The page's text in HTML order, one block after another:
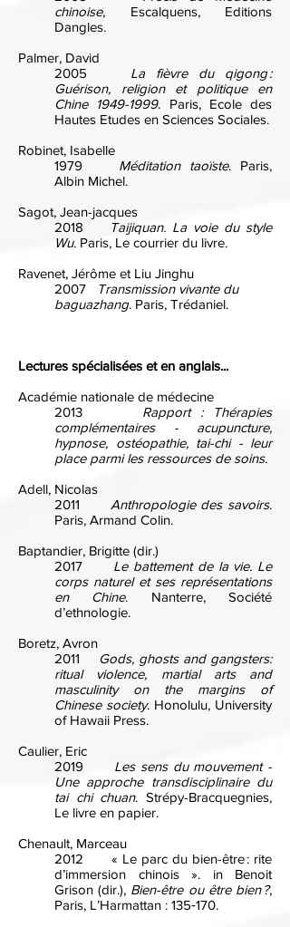
chinoise, Escalquens, Editions
Dangles.
Palmer, David
2005 La fièvre du qigong :
Guérison, religion et politique en
Chine 1949-1999. Paris, Ecole des
Hautes Etudes en Sciences Sociales.
Robinet, Isabelle
1979 Méditation taoïste. Paris,
Albin Michel.
Sagot, Jean-jacques
2018
Taijiquan. La voie du style
Wu. Paris, Le courrier du livre.
Ravenet, Jérôme et Liu Jinghu
2007
Transmission vivante du
baguazhang. Paris, Trédaniel.
Lectures spécialisées et en anglais...
Académie nationale de médecine
2013 Rapport : Thérapies
complémentaires - acupuncture,
hypnose, ostéopathie, tai-chi - leur
place parmi les ressources de soins.
Adell, Nicolas
2011 Anthropologie des savoirs.
Paris, Armand Colin.
Baptandier, Brigitte (dir.)
2017
Le battement de la vie. Le
corps naturel et ses représentations
en Chine. Nanterre, Société
d’ethnologie.
Boretz, Avron
2011 Gods, ghosts and gangsters:
ritual violence, martial arts and
masculinity on the margins of
Chinese society. Honolulu, University
of Hawaii Press.
Caulier, Eric
2019 Les sens du mouvement -
Une approche transdisciplinaire du
tai chi chuan. Strépy-Bracquegnies,
Le livre en papier.
Chenault, Marceau
2012 « Le parc du bien-être : rite
d’immersion chinois ». in Benoit
Grison (dir.), Bien-être ou être bien ?,
Paris, L’Harmattan : 135‑170.